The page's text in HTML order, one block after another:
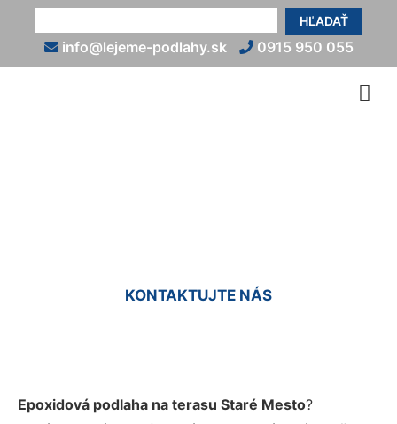
HĽADAŤ
info@lejeme-podlahy.sk 0915 950 055
KONTAKTUJTE NÁS
Epoxidová podlaha na terasu Staré Mesto?